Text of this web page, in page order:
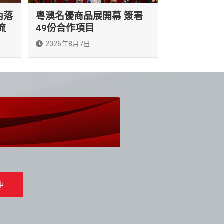
落
粵澳名優商品展開幕 簽署
49份合作項目
2026年8月7日